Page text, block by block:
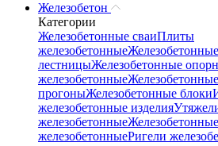
Железобетон
Категории
Железобетонные сваиПлиты
железобетонныеЖелезобетонные
лестницыЖелезобетонные
железобетонныеЖелезобетонные
прогоныЖелезобетонные блоки
железобетонные изделия
железобетонные
железобетонныеРигели